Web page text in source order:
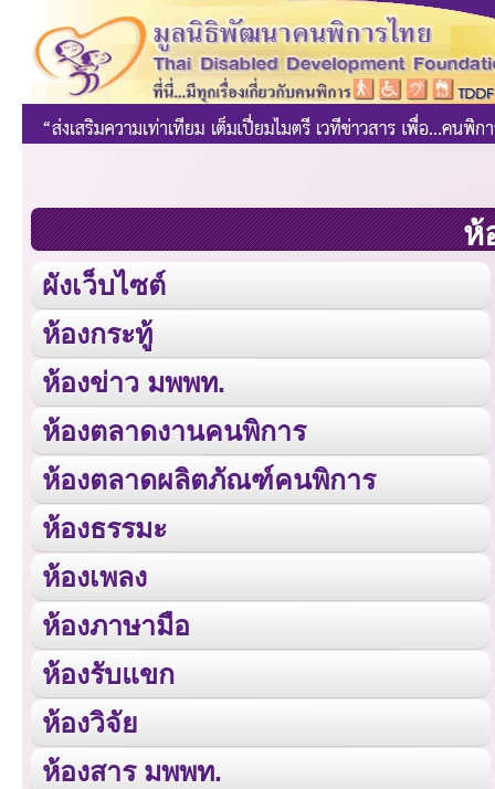
ห้
ผังเว็บไซต์
ห้องกระทู้
ห้องข่าว มพพท.
ห้องตลาดงานคนพิการ
ห้องตลาดผลิตภัณฑ์คนพิการ
ห้องธรรมะ
ห้องเพลง
ห้องภาษามือ
ห้องรับแขก
ห้องวิจัย
ห้องสาร มพพท.